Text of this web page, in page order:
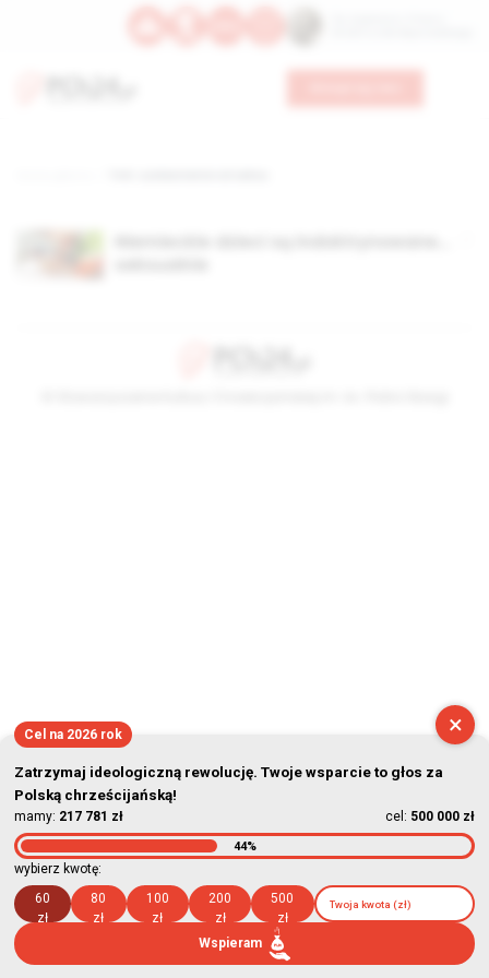
×
Cel na 2026 rok
Zatrzymaj ideologiczną rewolucję. Twoje wsparcie to głos za
Polską chrześcijańską!
mamy: 217 781 zł cel: 500 000 zł
44%
wybierz kwotę:
60
zł
80
zł
100
zł
200
zł
500
zł
Wspieram